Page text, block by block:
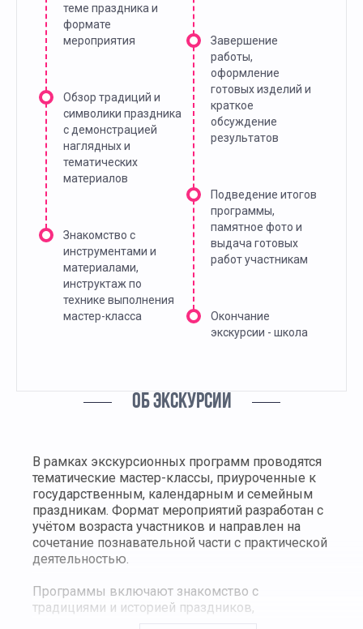
теме праздника и
формате
мероприятия
Обзор традиций и
символики праздника
с демонстрацией
наглядных и
тематических
материалов
Знакомство с
инструментами и
материалами,
инструктаж по
технике выполнения
мастер-класса
Завершение
работы,
оформление
готовых изделий и
краткое
обсуждение
результатов
Подведение итогов
программы,
памятное фото и
выдача готовых
работ участникам
Окончание
экскурсии - школа
ОБ ЭКСКУРСИИ
В рамках экскурсионных программ проводятся
тематические мастер-классы, приуроченные к
государственным, календарным и семейным
праздникам. Формат мероприятий разработан с
учётом возраста участников и направлен на
сочетание познавательной части с практической
деятельностью.
Программы включают знакомство с
традициями и историей праздников,